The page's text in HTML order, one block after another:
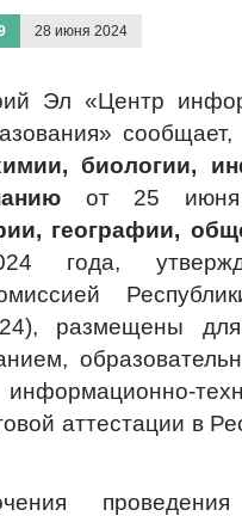
28 июня 2024
Эл «Центр
биологии,
от 25
географии,
размещены для
аттестации в